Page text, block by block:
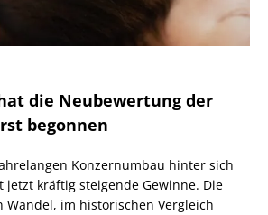
die Neubewertung der
begonnen
Konzernumbau hinter sich
kräftig steigende Gewinne. Die
Wandel, im historischen Vergleich